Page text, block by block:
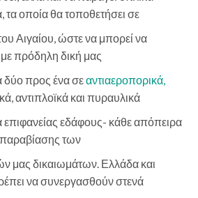
τα οποία θα τοποθετήσει σε
Αιγαίου, ώστε να μπορεί να
με πρόδηλη δική μας
δύο προς ένα σεαντιαεροπορικά,
αντιπλοϊκά και πυραυλικά
εδάφους- κάθε απόπειρα
των
μας δικαιωμάτων. Ελλάδα και
να συνεργασθούν στενά